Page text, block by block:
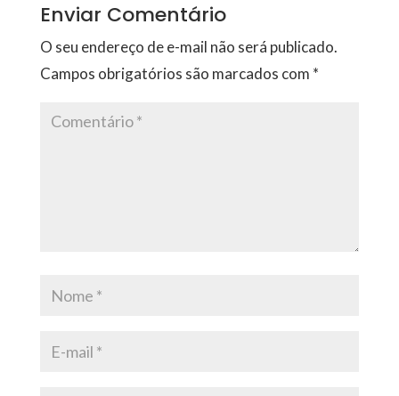
Enviar Comentário
O seu endereço de e-mail não será publicado.
Campos obrigatórios são marcados com *